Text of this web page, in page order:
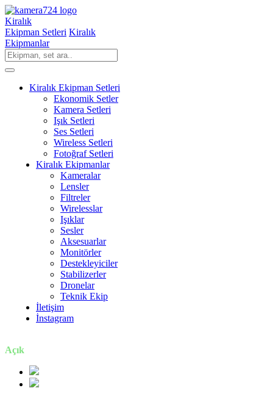
Kiralık
Ekipman Setleri Kiralık
Ekipmanlar
Kiralık Ekipman Setleri
Ekonomik Setler
Kamera Setleri
Işık Setleri
Ses Setleri
Wireless Setleri
Fotoğraf Setleri
Kiralık Ekipmanlar
Kameralar
Lensler
Filtreler
Wirelesslar
Işıklar
Sesler
Aksesuarlar
Monitörler
Destekleyiciler
Stabilizerler
Dronelar
Teknik Ekip
İletişim
İnstagram
Açık